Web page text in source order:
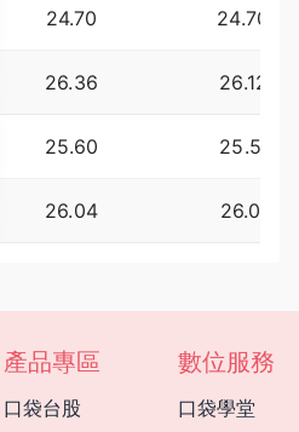
24.70 24.7028
26.36 26.1207
25.60 25.5911
26.04 26.0131
產品專區
口袋台股
數位服務
口袋學堂